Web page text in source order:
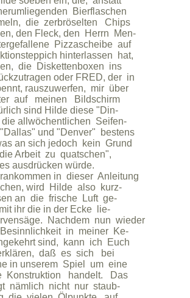
Bierflaschen
die  zerbröselten   Chips
den Fleck, den  Herrn  Men-
Pizzascheibe  auf
hinterlassen  hat,
die  Diskettenboxen  ins
oder FRED, der  in
rauszuwerfen,  mir  über
auf   meinen   Bildschirm
sind Hilde diese "Din-
allwöchentlichen  Seifen-
und "Denver"  bestens
an sich jedoch  kein  Grund
Arbeit  zu  quatschen",
es ausdrücken würde.
in  dieser  Anleitung
wird  Hilde  also  kurz-
an  die  frische  Luft  ge-
ihr die in der Ecke  lie-
Nachdem  nun  wieder
in  meiner  Ke-
sind,  kann  ich  Euch
daß  es  sich   bei
in unserem  Spiel  um  eine
Konstruktion   handelt.   Das
nämlich  nicht  nur  staub-